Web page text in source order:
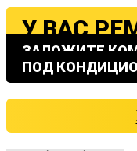
У ВАС
ЗАЛОЖИТЕ
ПОД